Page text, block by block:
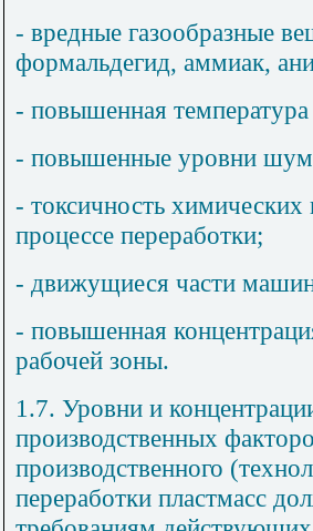
- вредные газообразные
формальдегид, аммиак,
- повышенная
- повышенные уровни
- токсичность
процессе переработки;
- движущиеся части
- повышенная
рабочей зоны.
1.7. Уровни и
производственных
производственного
переработки пластмасс